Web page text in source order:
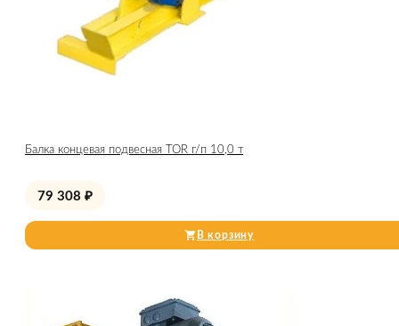
Балка концевая подвесная TOR г/п 10,0 т
79 308 ₽
В корзину